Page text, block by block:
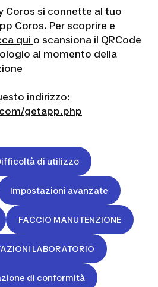
Coros si connette al tuo
Coros. Per scoprire e
qui o scansiona il QRCode
al momento della
indirizzo:
getapp.php
di utilizzo
Impostazioni avanzate
FACCIO MANUTENZIONE
LABORATORIO
di conformità